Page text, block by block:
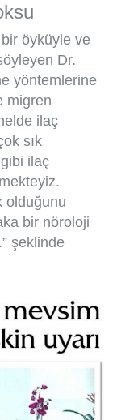
bir öyküyle ve
Dr.
yöntemlerine
migren
ilaç
sık
ilaç
olduğunu
bir nöroloji
şeklinde